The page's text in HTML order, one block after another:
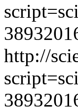
http://